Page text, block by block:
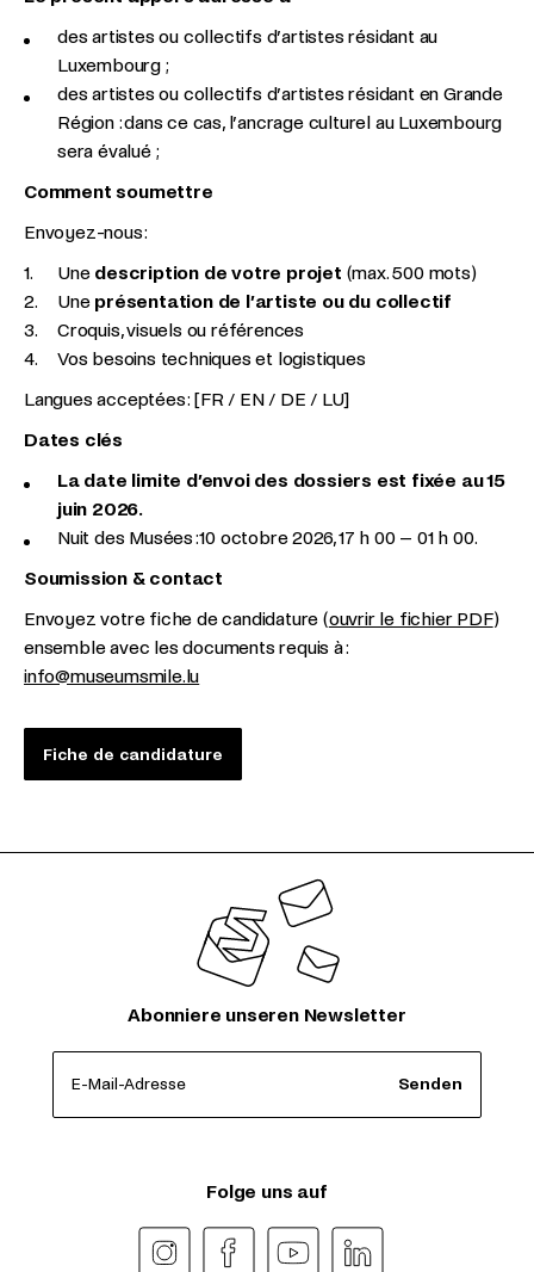
des artistes ou collectifs d’artistes résidant au
Luxembourg ;
des artistes ou collectifs d’artistes résidant en Grande
Région : dans ce cas, l’ancrage culturel au Luxembourg
sera évalué ;
Comment soumettre
Envoyez-nous :
Une description de votre projet (max. 500 mots)
Une présentation de l’artiste ou du collectif
Croquis, visuels ou références
Vos besoins techniques et logistiques
Langues acceptées : [FR / EN / DE / LU]
Dates clés
La date limite d’envoi des dossiers est fixée au 15
juin 2026.
Nuit des Musées : 10 octobre 2026, 17 h 00 – 01 h 00.
Soumission & contact
Envoyez votre fiche de candidature (ouvrir le fichier PDF)
ensemble avec les documents requis à :
info@museumsmile.lu
Fiche de candidature
Abonniere unseren Newsletter
E-Mail-Adresse Senden
Folge uns auf